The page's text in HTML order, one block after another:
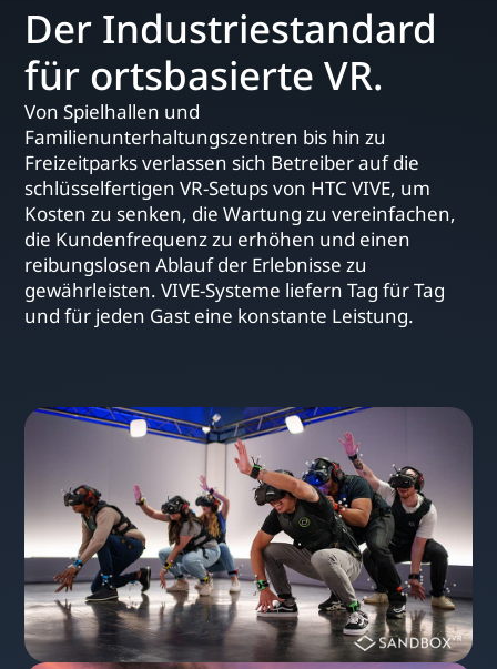
Der Industriestandard
für ortsbasierte VR.
Von Spielhallen und
Familienunterhaltungszentren bis hin zu
Freizeitparks verlassen sich Betreiber auf die
schlüsselfertigen VR-Setups von HTC VIVE, um
Kosten zu senken, die Wartung zu vereinfachen,
die Kundenfrequenz zu erhöhen und einen
reibungslosen Ablauf der Erlebnisse zu
gewährleisten. VIVE-Systeme liefern Tag für Tag
und für jeden Gast eine konstante Leistung.